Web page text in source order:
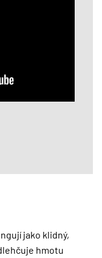
jako klidný,
hmotu